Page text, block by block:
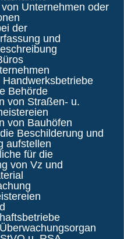
Unternehmen oder
der
und
Handwerksbetriebe
Behörde
von Straßen- u.
von Bauhöfen
Beschilderung und
aufstellen
für die
von Vz und